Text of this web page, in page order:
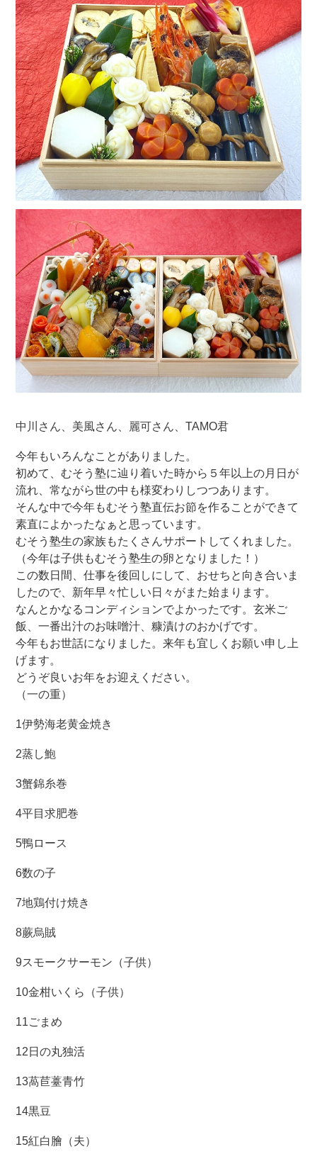
中川さん、美風さん、麗可さん、TAMO君
今年もいろんなことがありました。
初めて、むそう塾に辿り着いた時から５年以上の月日が
流れ、常ながら世の中も様変わりしつつあります。
そんな中で今年もむそう塾直伝お節を作ることができて
素直によかったなぁと思っています。
むそう塾生の家族もたくさんサポートしてくれました。
（今年は子供もむそう塾生の卵となりました！）
この数日間、仕事を後回しにして、おせちと向き合いま
したので、新年早々忙しい日々がまた始まります。
なんとかなるコンディションでよかったです。玄米ご
飯、一番出汁のお味噌汁、糠漬けのおかげです。
今年もお世話になりました。来年も宜しくお願い申し上
げます。
どうぞ良いお年をお迎えください。
（一の重）
1伊勢海老黄金焼き
2蒸し鮑
3蟹錦糸巻
4平目求肥巻
5鴨ロース
6数の子
7地鶏付け焼き
8蕨烏賊
9スモークサーモン（子供）
10金柑いくら（子供）
11ごまめ
12日の丸独活
13萵苣薹青竹
14黒豆
15紅白膾（夫）